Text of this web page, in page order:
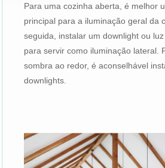
Para uma cozinha aberta, é melhor
principal para a iluminação geral da
seguida, instalar um downlight ou
para servir como iluminação lateral.
sombra ao redor, é aconselhável
downlights.